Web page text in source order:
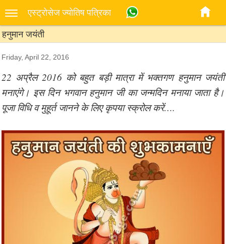
एस्‍ट्रोसेज ज्‍योतिष पत्रिका
हनुमान जयंती
Friday, April 22, 2016
22 अप्रैल 2016 को बहुत बड़ी मात्रा में भक्तगण हनुमान जयंती
मनाएंगे। इस दिन भगवान हनुमान जी का जन्मदिन मनाया जाता है।
पूजा विधि व मुहूर्त जानने के लिए कृपया स्क्रोल करें….